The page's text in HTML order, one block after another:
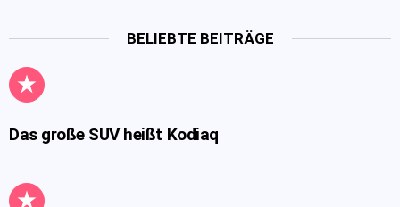
BELIEBTE BEITRÄGE
Das große SUV heißt Kodiaq